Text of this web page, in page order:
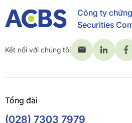
Công ty
Securities
Kết nối với chúng tôi
Tổng đài
(028) 7303 7979